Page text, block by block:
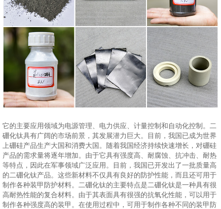
它的主要应用领域为电源管理、电力供应、计量控制和自动化控制。二
硼化钛具有广阔的市场前景，其发展潜力巨大。目前，我国已成为世界
上硼硅产品生产大国和消费大国。随着我国经济持续快速增长，对硼硅
产品的需求量将逐年增加。由于它具有强度高、耐腐蚀、抗冲击、耐热
等特点，因此在军事领域广泛应用。目前，我国已开发出了一批质量高
的二硼化钛产品。这些新材料不仅具有良好的防护性能，而且还可用于
制作各种装甲防护材料。二硼化钛的主要特点是二硼化钛是一种具有很
高耐热性能的复合材料。由于其表面具有很强的抗氧化性能，可以用于
制作各种强度高的装甲。在使用过程中，可用于制作各种不同的装甲防